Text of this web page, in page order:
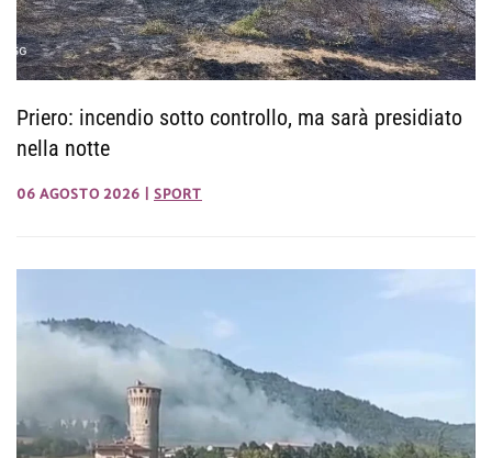
Priero: incendio sotto controllo, ma sarà presidiato
nella notte
06 AGOSTO 2026 SPORT